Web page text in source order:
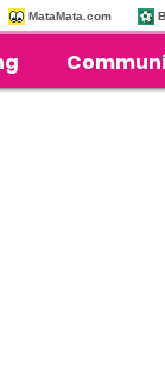
MataMata.com